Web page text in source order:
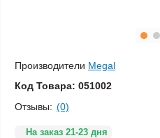
Производители Megal
Код Товара: 051002
Отзывы: (0)
На заказ 21-23 дня